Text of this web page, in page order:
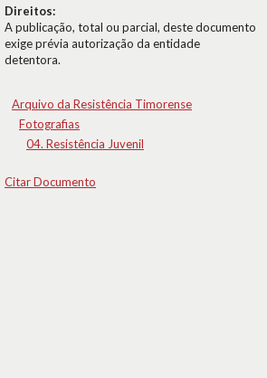
Direitos:
A publicação, total ou parcial, deste documento
exige prévia autorização da entidade
detentora.
Arquivo da Resistência Timorense
Fotografias
04. Resistência Juvenil
Citar Documento